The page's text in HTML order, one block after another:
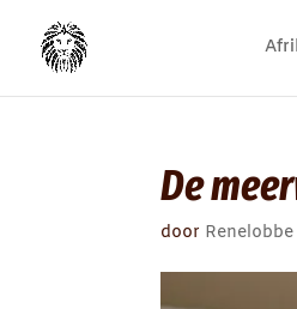
De
door Renelobbe